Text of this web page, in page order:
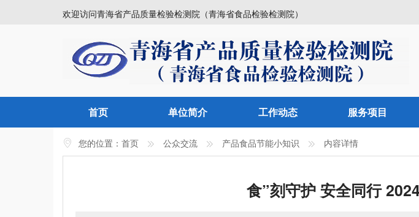
欢迎访问青海省产品质量检验检测院（青海省食品检验检测院）
首页 单位简介 工作动态 服务项目
您的位置： 首页 公众交流 产品食品节能小知识 内容详情
食”刻守护 安全同行